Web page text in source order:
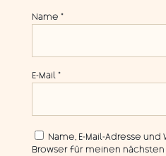
Name *
E-Mail *
Name, E-Mail-Adresse
Browser für meinen